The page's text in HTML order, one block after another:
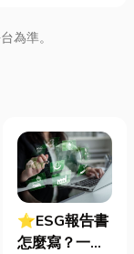
為準。
⭐ESG報告書
怎麼寫？一定